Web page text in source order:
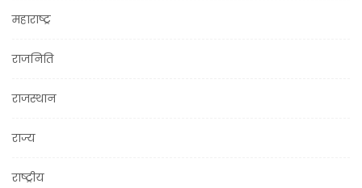
महाराष्ट्र
राजनिति
राजस्थान
राज्य
राष्ट्रीय